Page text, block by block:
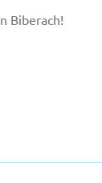
Biberach!